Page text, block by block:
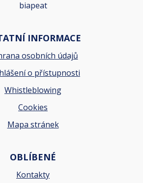
biapeat
INFORMACE
osobních údajů
o přístupnosti
Whistleblowing
Cookies
Mapa stránek
OBLÍBENÉ
Kontakty